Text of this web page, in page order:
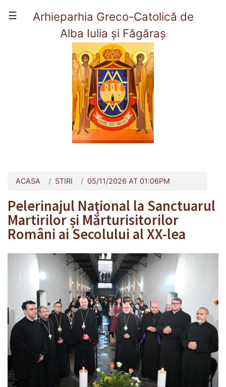
☰
Arhieparhia Greco-Catolică de
Alba Iulia și Făgăraș
×
(current)
Viata Arhieparhiei
ACASA STIRI 05/11/2026 AT 01:06PM
Pelerinajul Național la Sanctuarul
Martirilor și Mărturisitorilor
Români ai Secolului al XX-lea